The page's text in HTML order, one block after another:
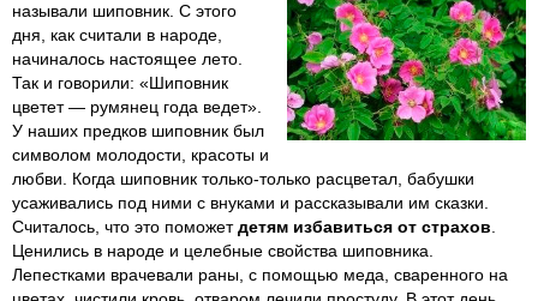
называли шиповник. С этого
дня, как считали в народе,
начиналось настоящее лето.
Так и говорили: «Шиповник
цветет — румянец года ведет».
У наших предков шиповник был
символом молодости, красоты и
любви. Когда шиповник только-только расцветал, бабушки
усаживались под ними с внуками и рассказывали им сказки.
Считалось, что это поможетдетям избавиться от страхов
Ценились в народе и целебные свойства шиповника.
Лепестками врачевали раны, с помощью меда, сваренного на